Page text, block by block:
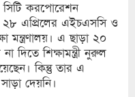
সিটি করপোরেশন
২৮ এপ্রিলের এইচএসসি ও
মন্ত্রণালয়। এ ছাড়া ২০
দিতে শিক্ষামন্ত্রী নুরুল
কিন্তু তার এ
দেয়নি।